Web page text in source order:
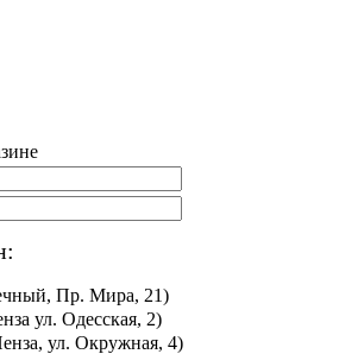
Пр. Мира, 21)
ул. Одесская, 2)
ул. Окружная, 4)